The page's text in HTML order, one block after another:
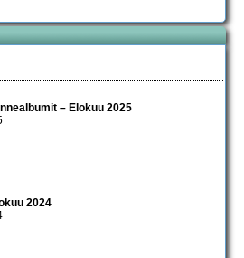
– Elokuu 2025
2024